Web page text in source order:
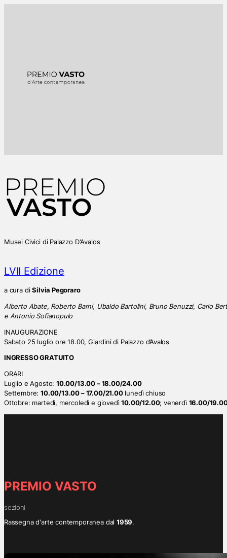
PREMIO
VASTO
Musei Civici di Palazzo D'Avalos
LVII Edizione
a cura diSilvia Pegoraro
Alberto Abate, Roberto Barni, Ubaldo Bartolini, Bruno Benuzzi, Carlo
e Antonio Sofianopulo
INAUGURAZIONE
Sabato 25 luglio ore 18.00, Giardini di Palazzo d’Avalos
INGRESSO GRATUITO
ORARI
Luglio e Agosto: 10.00/13.00 – 18.00/24.00
Settembre:10.00/13.00 – 17.00/21.00lunedì chiuso
Ottobre: martedì, mercoledì e giovedì10.00/12.00; venerdì 16.00/
PREMIO VASTO
sezioni
Rassegna d'arte contemporanea dal 1959.